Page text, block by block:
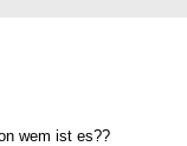
wem ist es??